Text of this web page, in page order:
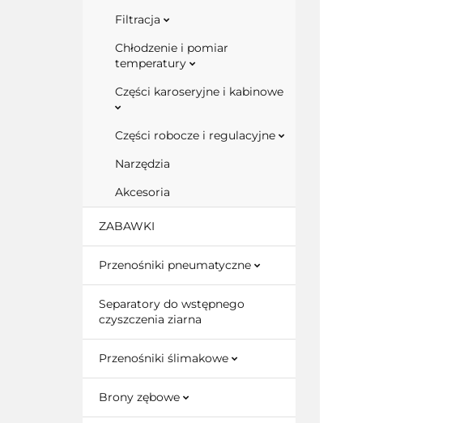
Filtracja
Chłodzenie i pomiar
temperatury
Części karoseryjne i kabinowe
Części robocze i regulacyjne
Narzędzia
Akcesoria
ZABAWKI
Przenośniki pneumatyczne
Separatory do wstępnego
czyszczenia ziarna
Przenośniki ślimakowe
Brony zębowe